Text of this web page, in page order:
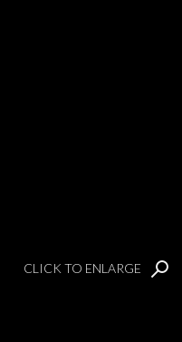
CLICK TO ENLARGE